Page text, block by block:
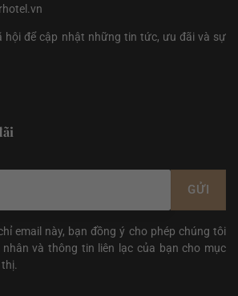
hội để cập nhật những tin tức, ưu đãi và sự
email này, bạn đồng ý cho phép chúng tôi
và thông tin liên lạc của bạn cho mục